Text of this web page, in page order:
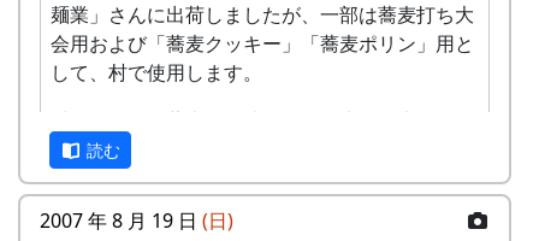
麺業」さんに出荷しましたが、一部は蕎麦打ち大
会用および「蕎麦クッキー」「蕎麦ポリン」用と
して、村で使用します。
村で使用する蕎麦は、地元の人（大袋の大江さ
ん）に頼んで、昔ながらの石臼で製粉してもらっ
ています。
蕎麦打ちの講師は、岩座神の住人ではなく、町の
読む
2007 年 8 月 19 日 (日)